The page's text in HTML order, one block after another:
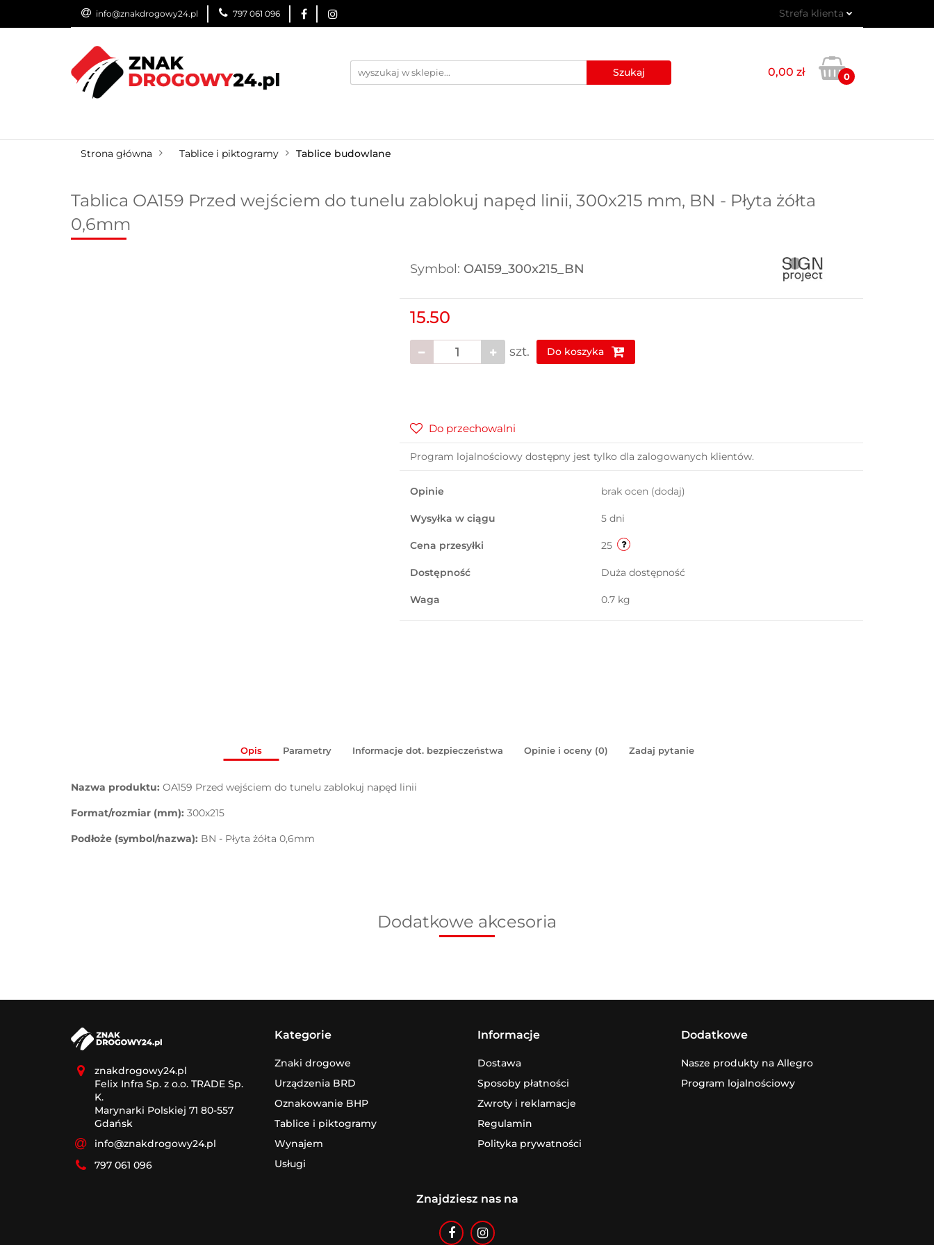
info@znakdrogowy24.pl 797 061 096 Strefa klienta
Zarejestruj się
Dodaj zgłoszenie
0,00 zł 0
ZNAKI DROGOWE URZĄDZENIA BRD
Strona główna Tablice i piktogramy Tablice budowlane
Tablica OA159 Przed wejściem do tunelu zablokuj napęd linii, 300x215 mm, BN - Płyta żółta
0,6mm
Symbol: OA159_300x215_BN
15.50
szt. Do koszyka
Do przechowalni
Program lojalnościowy dostępny jest tylko dla zalogowanych klientów.
Opinie brak ocen (dodaj)
Wysyłka w ciągu 5 dni
Cena przesyłki 25
Dostępność Duża dostępność
Waga 0.7 kg
Opis Parametry Informacje dot. bezpieczeństwa Opinie i oceny (0) Zadaj pytanie
Nazwa produktu: OA159 Przed wejściem do tunelu zablokuj napęd linii
Format/rozmiar (mm): 300x215
Podłoże (symbol/nazwa): BN - Płyta żółta 0,6mm
Dodatkowe akcesoria
znakdrogowy24.pl
Felix Infra Sp. z o.o. TRADE Sp.
K.
Marynarki Polskiej 71 80-557
Gdańsk
info@znakdrogowy24.pl
797 061 096
Kategorie
Znaki drogowe
Urządzenia BRD
Oznakowanie BHP
Tablice i piktogramy
Wynajem
Usługi
Informacje
Dostawa
Sposoby płatności
Zwroty i reklamacje
Regulamin
Polityka prywatności
Dodatkowe
Nasze produkty na Allegro
Program lojalnościowy
Znajdziesz nas na